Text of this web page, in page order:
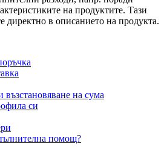
на продуктите. Тази
в описанието на продукта.
на сума
си
помощ?